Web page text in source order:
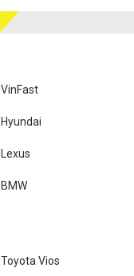
VinFast
Hyundai
Lexus
BMW
Toyota Vios